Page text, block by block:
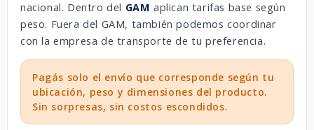
nacional. Dentro del GAM aplican tarifas base según
peso. Fuera del GAM, también podemos coordinar
con la empresa de transporte de tu preferencia.
Pagás solo el envío que corresponde según tu
ubicación, peso y dimensiones del producto.
Sin sorpresas, sin costos escondidos.